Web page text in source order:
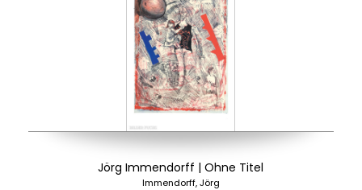
Jörg Immendorff | Ohne Titel
Immendorff, Jörg